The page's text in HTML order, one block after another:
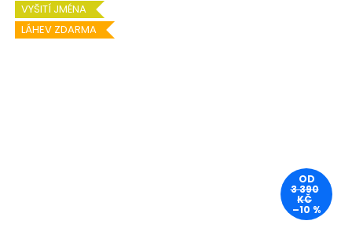
VYŠITÍ JMÉNA
LÁHEV ZDARMA
OD
3 390
KČ
–10 %